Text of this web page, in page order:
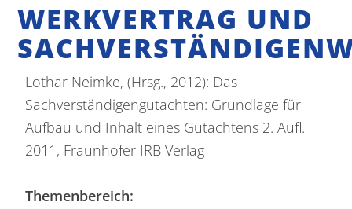
WERKVERTRAG UND
Lothar Neimke, (Hrsg., 2012): Das
Sachverständigengutachten: Grundlage für
Aufbau und Inhalt eines Gutachtens 2. Aufl.
2011, Fraunhofer IRB Verlag
Themenbereich: